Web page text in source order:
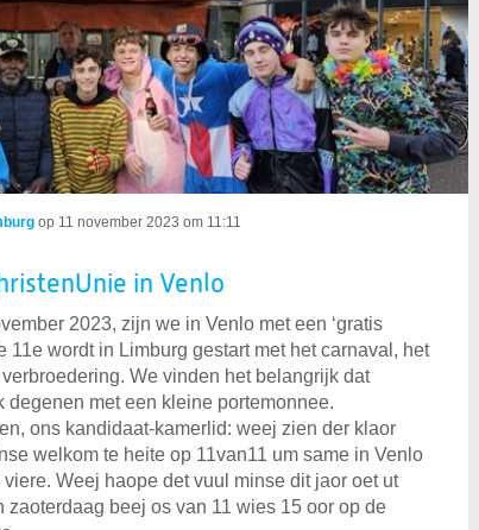
op 11 november 2023 om 11:11
in Venlo
2023, zijn we in Venlo met een ‘gratis
11e wordt in Limburg gestart met het carnaval, het
We vinden het belangrijk dat
degenen met een kleine portemonnee.
ons kandidaat-kamerlid: weej zien der klaor
welkom te heite op 11van11 um same in Venlo
Weej haope det vuul minse dit jaor oet ut
beej os van 11 wies 15 oor op de